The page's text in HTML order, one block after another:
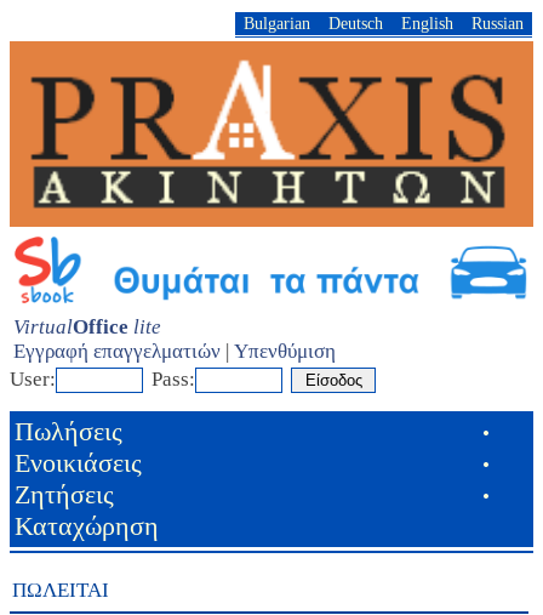
Bulgarian Deutsch English Russian
VirtualOffice lite
Εγγραφή επαγγελματιών | Υπενθύμιση
User:
Pass:
Πωλήσεις •
Ενοικιάσεις •
Ζητήσεις •
Καταχώρηση
ΠΩΛΕΙΤΑΙ